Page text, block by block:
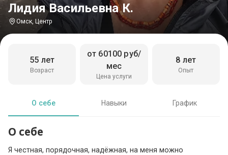
Лидия Васильевна К.
Омск, Центр
Возраст
55 лет
Цена услуги
от 60100 руб/
мес
Опыт
8 лет
О себе Навыки График
О себе
Я честная, порядочная, надёжная, на меня можно